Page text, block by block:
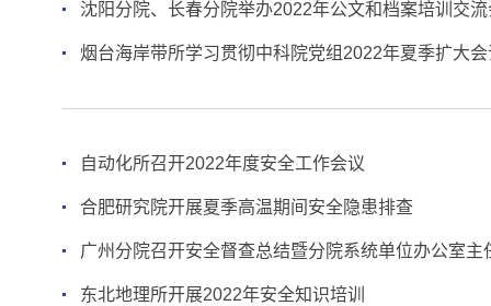
沈阳分院、长春分院举办2022年公文和档案培训交流
烟台海岸带所学习贯彻中科院党组2022年夏季扩大会
自动化所召开2022年度安全工作会议
合肥研究院开展夏季高温期间安全隐患排查
广州分院召开安全督查总结暨分院系统单位办公室主
东北地理所开展2022年安全知识培训